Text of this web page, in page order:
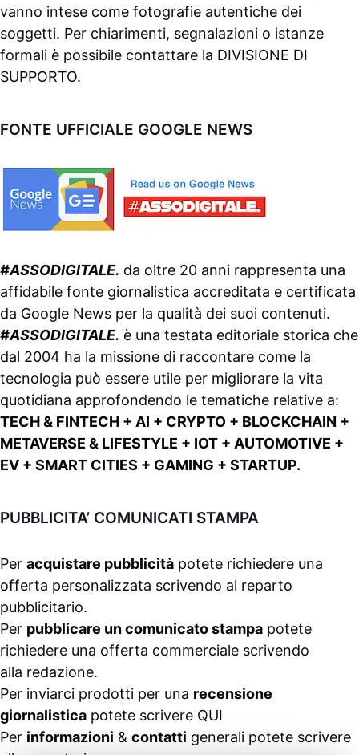
vanno intese come fotografie autentiche dei
soggetti. Per chiarimenti, segnalazioni o istanze
formali è possibile contattare la DIVISIONE DI
SUPPORTO.
FONTE UFFICIALE GOOGLE NEWS
#ASSODIGITALE. da oltre 20 anni rappresenta una
affidabile fonte giornalistica accreditata e certificata
da Google News per la qualità dei suoi contenuti.
#ASSODIGITALE. è una testata editoriale storica che
dal 2004 ha la missione di raccontare come la
tecnologia può essere utile per migliorare la vita
quotidiana approfondendo le tematiche relative a:
TECH & FINTECH + AI + CRYPTO + BLOCKCHAIN +
METAVERSE & LIFESTYLE + IOT + AUTOMOTIVE +
EV + SMART CITIES + GAMING + STARTUP.
PUBBLICITA’ COMUNICATI STAMPA
Per acquistare pubblicità potete richiedere una
offerta personalizzata scrivendo al reparto
pubblicitario.
Per pubblicare un comunicato stampa potete
richiedere una offerta commerciale scrivendo
alla redazione.
Per inviarci prodotti per una recensione
giornalistica potete scrivere QUI
Per informazioni & contatti generali potete scrivere